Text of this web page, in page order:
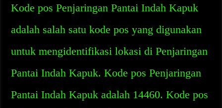
Kode pos Penjaringan Pantai Indah Kapuk
adalah salah satu kode pos yang digunakan
untuk mengidentifikasi lokasi di Penjaringan
Pantai Indah Kapuk. Kode pos Penjaringan
Pantai Indah Kapuk adalah 14460. Kode pos